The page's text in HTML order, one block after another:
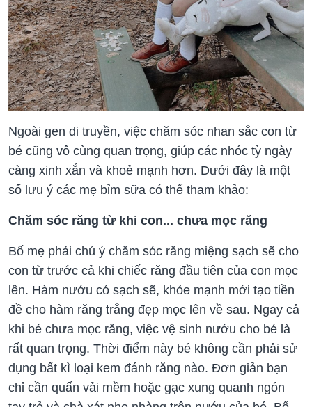
Ngoài gen di truyền, việc chăm sóc nhan sắc con từ
bé cũng vô cùng quan trọng, giúp các nhóc tỳ ngày
càng xinh xắn và khoẻ mạnh hơn. Dưới đây là một
số lưu ý các mẹ bỉm sữa có thể tham khảo:
Chăm sóc răng từ khi con... chưa mọc răng
Bố mẹ phải chú ý chăm sóc răng miệng sạch sẽ cho
con từ trước cả khi chiếc răng đầu tiên của con mọc
lên. Hàm nướu có sạch sẽ, khỏe mạnh mới tạo tiền
đề cho hàm răng trắng đẹp mọc lên về sau. Ngay cả
khi bé chưa mọc răng, việc vệ sinh nướu cho bé là
rất quan trọng. Thời điểm này bé không cần phải sử
dụng bất kì loại kem đánh răng nào. Đơn giản bạn
chỉ cần quấn vải mềm hoặc gạc xung quanh ngón